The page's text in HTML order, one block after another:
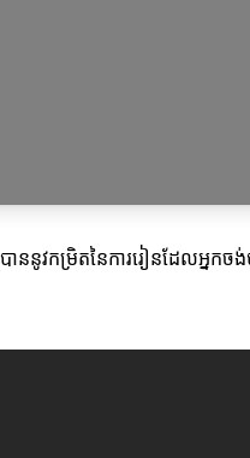
ម្រិតនៃការរៀនដែលអ្នកចង់